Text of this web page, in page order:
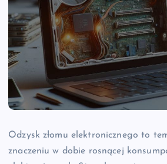
Odzysk złomu elektronicznego to
znaczeniu w dobie rosnącej